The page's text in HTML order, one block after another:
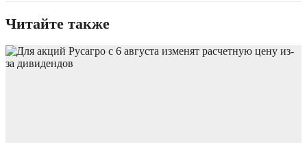
Читайте также